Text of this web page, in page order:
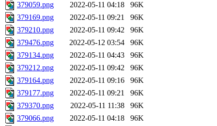
379059.png
2022-05-11 04:18
96K
379169.png
2022-05-11 09:21
96K
379210.png
2022-05-11 09:42
96K
379476.png
2022-05-12 03:54
96K
379134.png
2022-05-11 04:43
96K
379212.png
2022-05-11 09:42
96K
379164.png
2022-05-11 09:16
96K
379177.png
2022-05-11 09:21
96K
379370.png
2022-05-11 11:38
96K
379066.png
2022-05-11 04:18
96K